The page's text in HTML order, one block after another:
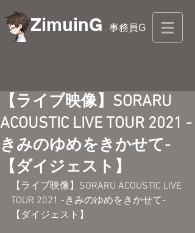
ZimuinG 事務員G
【ライブ映像】SORARU
ACOUSTIC LIVE TOUR 2021 -
きみのゆめをきかせて-
【ダイジェスト】
【ライブ映像】SORARU ACOUSTIC LIVE
TOUR 2021 -きみのゆめをきかせて-
【ダイジェスト】